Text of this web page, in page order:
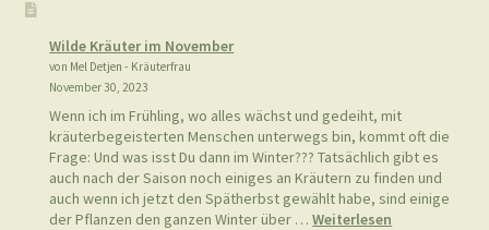
Wilde Kräuter im November
von Mel Detjen - Kräuterfrau
November 30, 2023
Wenn ich im Frühling, wo alles wächst und gedeiht, mit
kräuterbegeisterten Menschen unterwegs bin, kommt oft die
Frage: Und was isst Du dann im Winter??? Tatsächlich gibt es
auch nach der Saison noch einiges an Kräutern zu finden und
auch wenn ich jetzt den Spätherbst gewählt habe, sind einige
der Pflanzen den ganzen Winter über …Weiterlesen